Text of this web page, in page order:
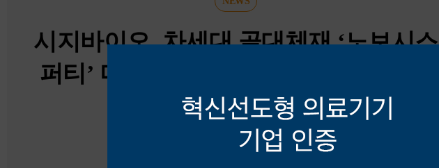
시지바이오, 차세대 골대체재 ‘노보시스
퍼티’ 미국 확증임상 첫 환자 시술 완료
2026.07.30